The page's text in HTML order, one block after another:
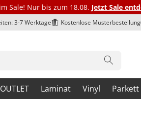
Sale! Nur bis zum 18.08. Jetzt Sale
3-7 Werktage Kostenlose Musterbestellung
Laminat Vinyl Parkett